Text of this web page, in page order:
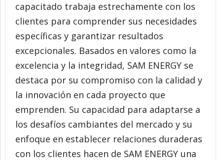
capacitado trabaja estrechamente con los
clientes para comprender sus necesidades
específicas y garantizar resultados
excepcionales. Basados en valores como la
excelencia y la integridad, SAM ENERGY se
destaca por su compromiso con la calidad y
la innovación en cada proyecto que
emprenden. Su capacidad para adaptarse a
los desafíos cambiantes del mercado y su
enfoque en establecer relaciones duraderas
con los clientes hacen de SAM ENERGY una